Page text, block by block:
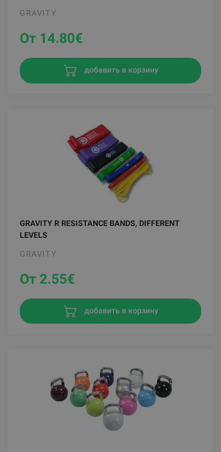
GRAVITY
От 14.80€
добавить в корзину
GRAVITY R RESISTANCE BANDS, DIFFERENT
LEVELS
GRAVITY
От 2.55€
добавить в корзину